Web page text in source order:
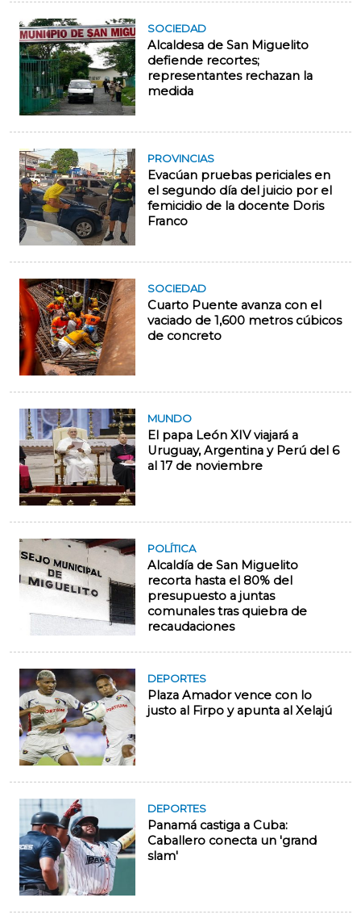
SOCIEDAD
Alcaldesa de San Miguelito
defiende recortes;
representantes rechazan la
medida
PROVINCIAS
Evacúan pruebas periciales en
el segundo día del juicio por el
femicidio de la docente Doris
Franco
SOCIEDAD
Cuarto Puente avanza con el
vaciado de 1,600 metros cúbicos
de concreto
MUNDO
El papa León XIV viajará a
Uruguay, Argentina y Perú del 6
al 17 de noviembre
POLÍTICA
Alcaldía de San Miguelito
recorta hasta el 80% del
presupuesto a juntas
comunales tras quiebra de
recaudaciones
DEPORTES
Plaza Amador vence con lo
justo al Firpo y apunta al Xelajú
DEPORTES
Panamá castiga a Cuba:
Caballero conecta un 'grand
slam'